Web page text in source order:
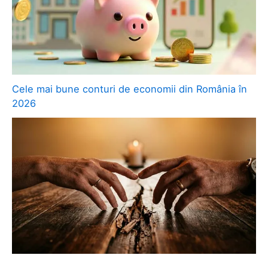
Cele mai bune conturi de economii din România în
2026